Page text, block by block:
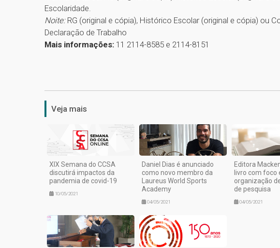
Escolaridade.
Noite:RG (original e cópia), Histórico Escolar (original e cópia) ou
Declaração de Trabalho
Mais informações: 11 2114-8585 e 2114-8151
Veja mais
XIX Semana do CCSA
discutirá impactos da
pandemia de covid-19
10/05/2021
Daniel Dias é anunciado
como novo membro da
Laureus World Sports
Academy
04/05/2021
Editora
livro com foco
organização
de pesquisa
04/05/2021